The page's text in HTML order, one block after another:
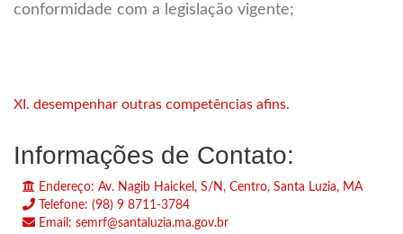
conformidade com a legislação vigente;
XI. desempenhar outras competências afins.
Informações de Contato:
Endereço: Av. Nagib Haickel, S/N, Centro, Santa Luzia, MA
Telefone: (98) 9 8711-3784
Email: semrf@santaluzia.ma.gov.br